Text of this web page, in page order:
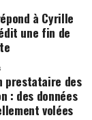
à Cyrille
une fin de
prestataire des
: des données
volées